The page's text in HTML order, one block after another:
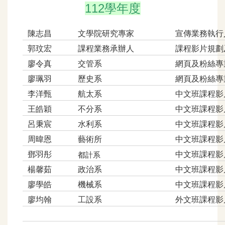
112學年度
陳志昌 文學院研究專家
宣傳業務執
郭玟宏
課程業務承辦人
課程影片規
廖令真
交管系
網頁及粉絲
廖珮羽
歷史系
網頁及粉絲
李洋甄
航太系
中文班課程
王皓穎
不分系
中文班課程
呂秉宸
水利系
中文班課程
周暐恩
藝術所
中文班課程
鄧羽彤
都計系
中文班課程
楊馨茹
政治系
中文班課程
廖學皓
機械系
中文班課程
廖均翰
工設系 外文班課程